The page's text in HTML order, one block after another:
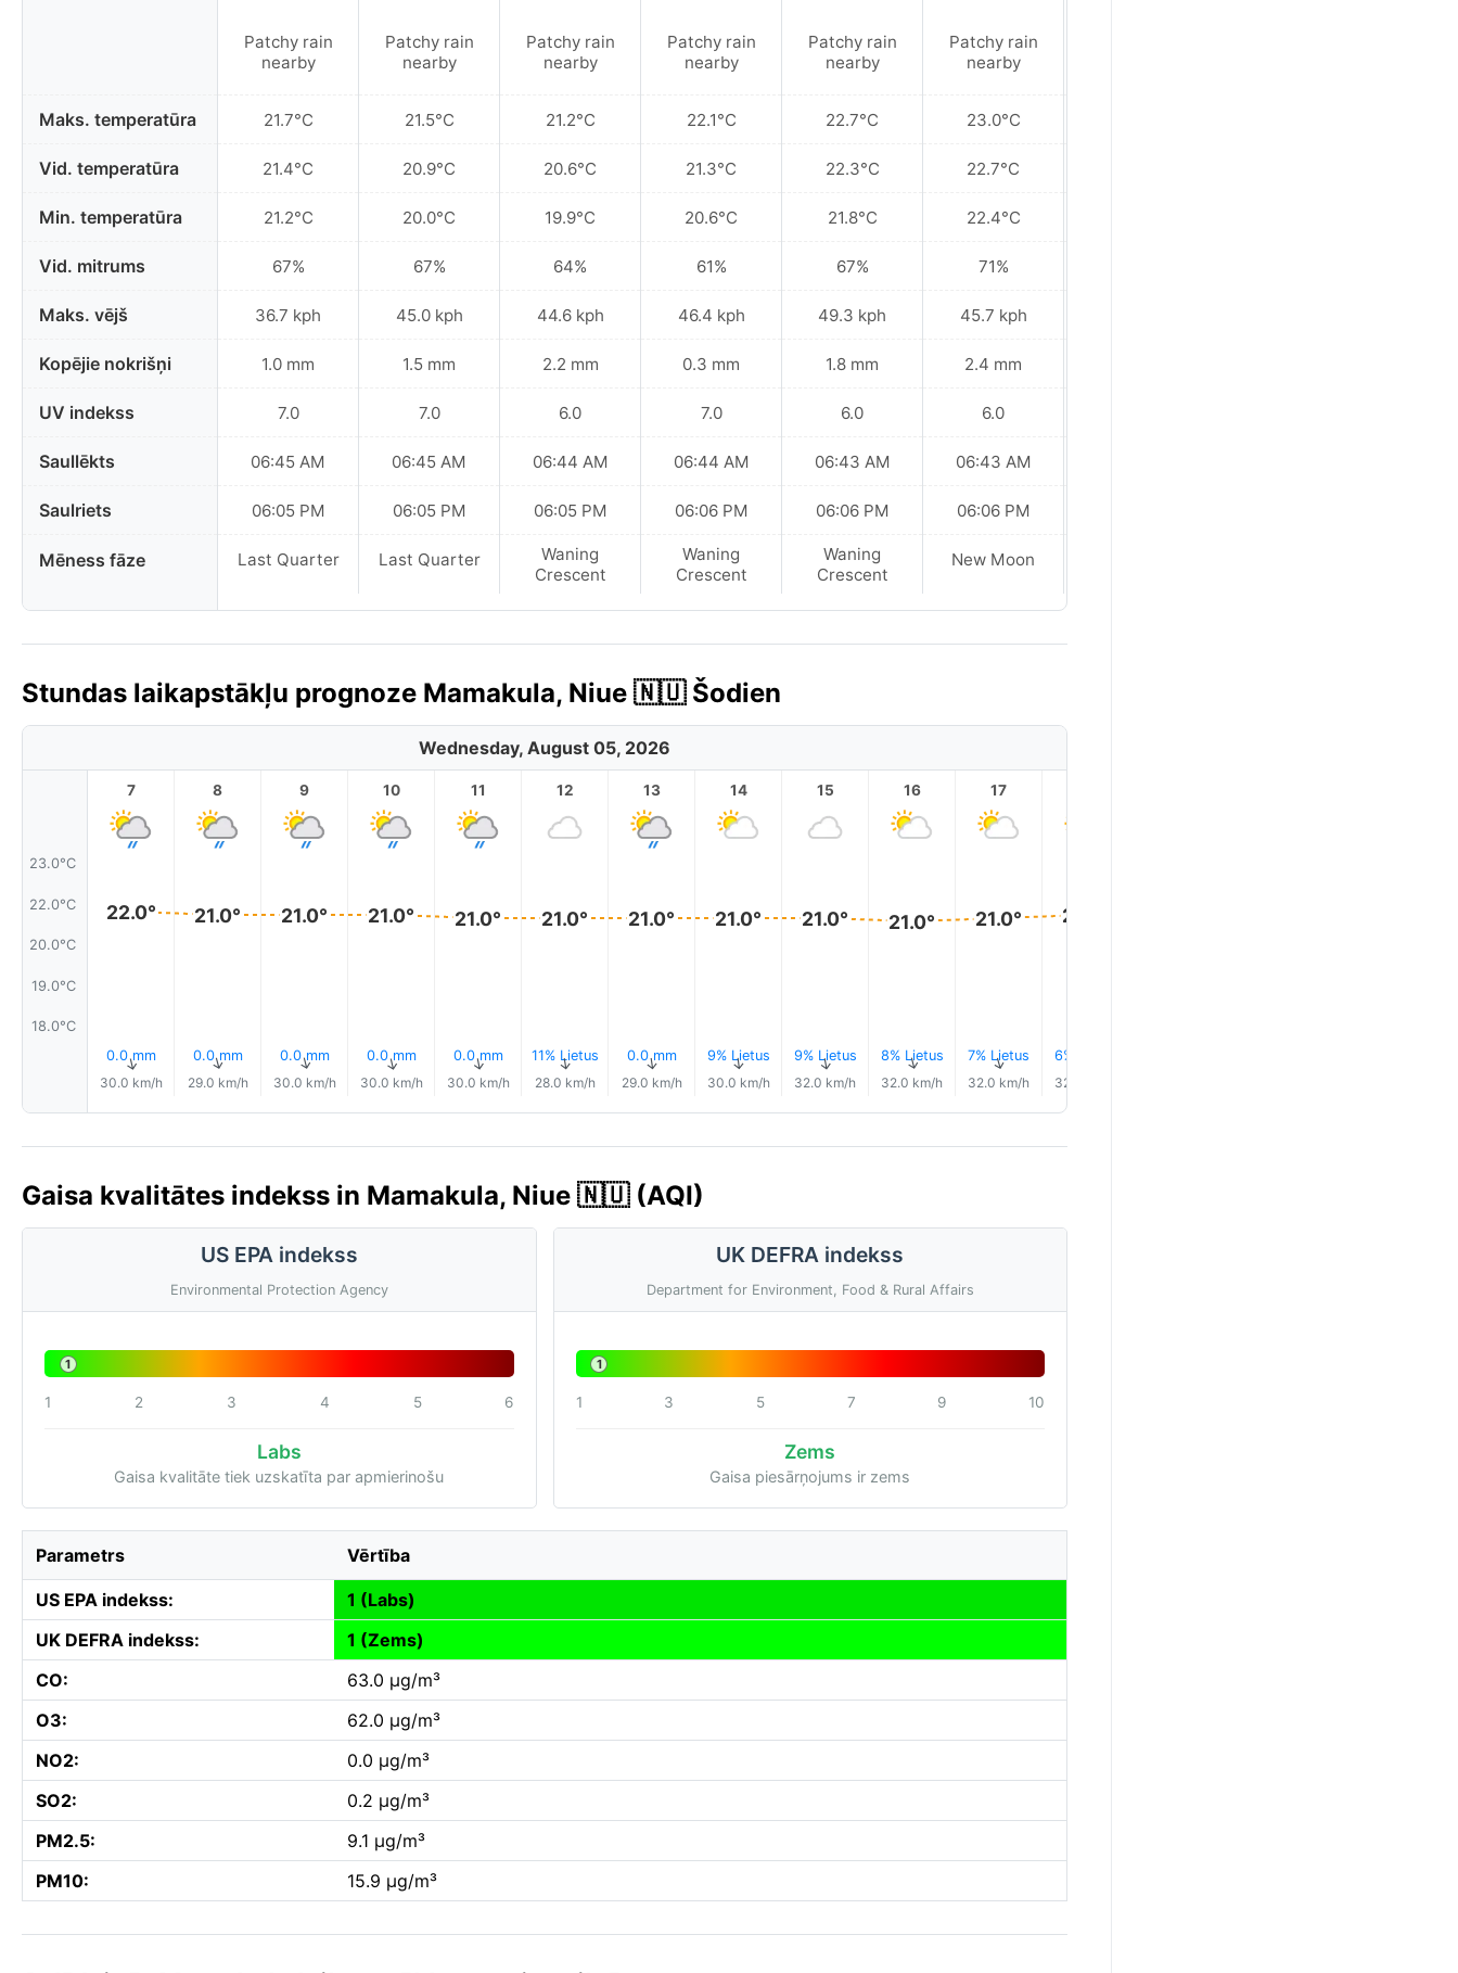
Maks. temperatūra
Vid. temperatūra
Min. temperatūra
Vid. mitrums
Maks. vējš
Kopējie nokrišņi
UV indekss
Saullēkts
Saulriets
Mēness fāze
Patchy rain
nearby
21.7°C
21.4°C
21.2°C
67%
36.7 kph
1.0 mm
7.0
06:45 AM
06:05 PM
Last Quarter
Patchy rain
nearby
21.5°C
20.9°C
20.0°C
67%
45.0 kph
1.5 mm
7.0
06:45 AM
06:05 PM
Last Quarter
Patchy rain
nearby
21.2°C
20.6°C
19.9°C
64%
44.6 kph
2.2 mm
6.0
06:44 AM
06:05 PM
Waning
Crescent
Patchy rain
nearby
22.1°C
21.3°C
20.6°C
61%
46.4 kph
0.3 mm
7.0
06:44 AM
06:06 PM
Waning
Crescent
Patchy rain
nearby
22.7°C
22.3°C
21.8°C
67%
49.3 kph
1.8 mm
6.0
06:43 AM
06:06 PM
Waning
Crescent
Patchy rain
nearby
23.0°C
22.7°C
22.4°C
71%
45.7 kph
2.4 mm
6.0
06:43 AM
06:06 PM
New Moon
Stundas laikapstākļu prognoze Mamakula, Niue 🇳🇺 Šodien
Wednesday, August 05, 2026
23.0°C
22.0°C
20.0°C
19.0°C
18.0°C
7
22.0°
0.0 mm
↑
30.0 km/h
8
21.0°
0.0 mm
↑
29.0 km/h
9
21.0°
0.0 mm
↑
30.0 km/h
10
21.0°
0.0 mm
↑
30.0 km/h
11
21.0°
0.0 mm
↑
30.0 km/h
12
21.0°
11% Lietus
↑
28.0 km/h
13
21.0°
0.0 mm
↑
29.0 km/h
14
21.0°
9% Lietus
↑
30.0 km/h
15
21.0°
9% Lietus
↑
32.0 km/h
16
21.0°
8% Lietus
↑
32.0 km/h
17
21.0°
7% Lietus
↑
32.0 km/h
21.0°
6% Lietus
32.0 km/h
Gaisa kvalitātes indekss in Mamakula, Niue 🇳🇺 (AQI)
US EPA indekss
Environmental Protection Agency
1
1 2 3 4 5 6
Labs
Gaisa kvalitāte tiek uzskatīta par apmierinošu
UK DEFRA indekss
Department for Environment, Food & Rural Affairs
1
1 3 5 7 9 10
Zems
Gaisa piesārņojums ir zems
Parametrs Vērtība
US EPA indekss:
1 (Labs)
UK DEFRA indekss:
1 (Zems)
CO:
63.0 µg/m³
O3:
62.0 µg/m³
NO2:
0.0 µg/m³
SO2:
0.2 µg/m³
PM2.5:
9.1 µg/m³
PM10:
15.9 µg/m³